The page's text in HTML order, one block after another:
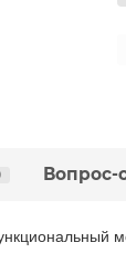
Вопрос-